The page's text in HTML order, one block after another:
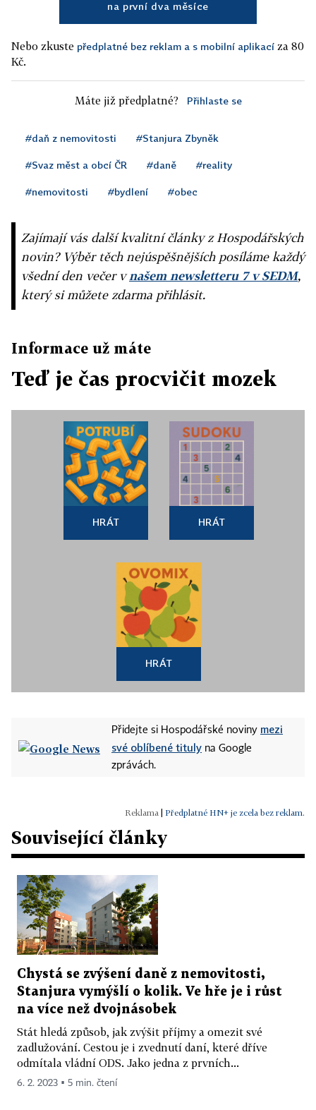
na první dva měsíce
Nebo zkuste předplatné bez reklam a s mobilní aplikací za 80
Kč.
Máte již předplatné? Přihlaste se
#daň z nemovitosti #Stanjura Zbyněk
#Svaz měst a obcí ČR #daně #reality
#nemovitosti #bydlení #obec
Zajímají vás další kvalitní články z Hospodářských
novin? Výběr těch nejúspěšnějších posíláme každý
všední den večer vnašem newsletteru 7 v SEDM,
který si můžete zdarma přihlásit.
Informace už máte
Teď je čas procvičit mozek
HRÁT HRÁT
HRÁT
Přidejte si Hospodářské noviny mezi
své oblíbené tituly na Google
zprávách.
Předplatné HN+ je zcela bez reklam.
Související články
Chystá se zvýšení daně z nemovitosti,
Stanjura vymýšlí o kolik. Ve hře je i růst
na více než dvojnásobek
Stát hledá způsob, jak zvýšit příjmy a omezit své
zadlužování. Cestou je i zvednutí daní, které dříve
odmítala vládní ODS. Jako jedna z prvních...
6. 2. 2023 ▪ 5 min. čtení